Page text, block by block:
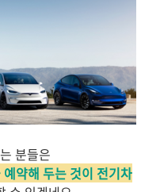
분들은
약해 두는 것이 전기차